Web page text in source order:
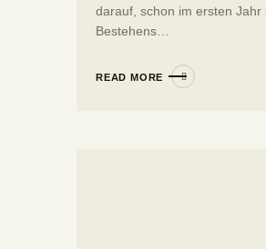
darauf, schon im ersten Jahr
Bestehens…
READ MORE